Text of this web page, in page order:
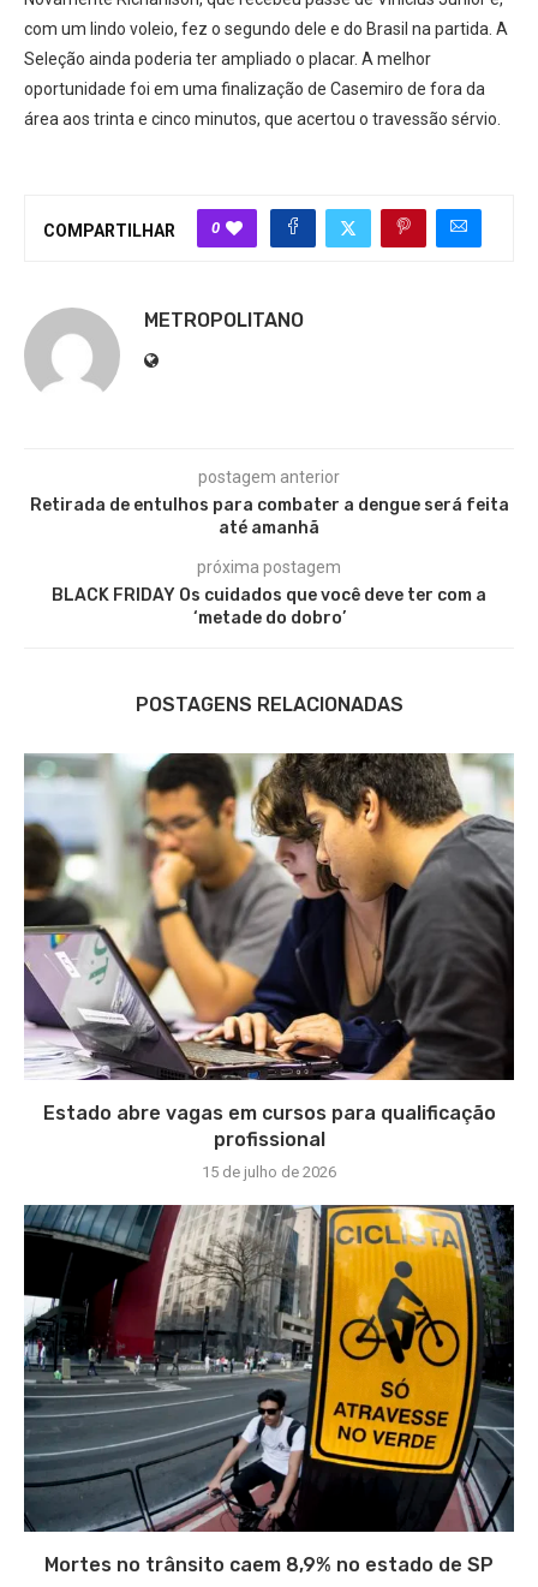
com um lindo voleio, fez o segundo dele e do Brasil na partida. A
Seleção ainda poderia ter ampliado o placar. A melhor
oportunidade foi em uma finalização de Casemiro de fora da
área aos trinta e cinco minutos, que acertou o travessão sérvio.
COMPARTILHAR 0
METROPOLITANO
postagem anterior
Retirada de entulhos para combater a dengue será feita
até amanhã
próxima postagem
BLACK FRIDAY Os cuidados que você deve ter com a
‘metade do dobro’
POSTAGENS RELACIONADAS
Estado abre vagas em cursos para qualificação
profissional
15 de julho de 2026
Mortes no trânsito caem 8,9% no estado de SP